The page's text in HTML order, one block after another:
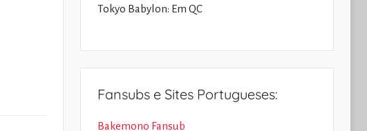
Tokyo Babylon: Em QC
Fansubs e Sites Portugueses:
Bakemono Fansub